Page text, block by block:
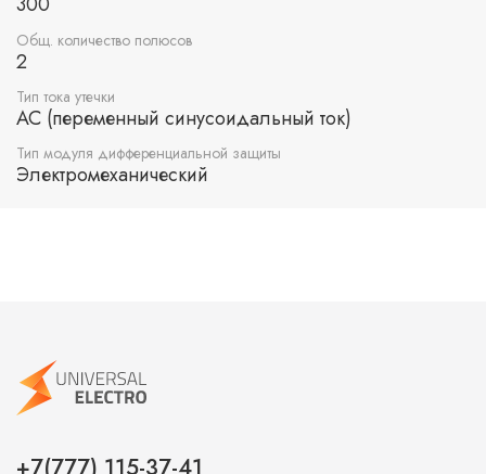
Общ. количество полюсов
2
Тип тока утечки
AC (переменный синусоидальный ток)
Тип модуля дифференциальной защиты
Электромеханический
+7(777) 115-37-41